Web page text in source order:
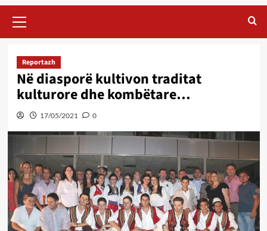
Menu
Reportazh
Në diasporë kultivon traditat
kulturore dhe kombëtare…
17/05/2021 0